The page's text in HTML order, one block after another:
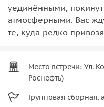
уединёнными,
атмосферными. Вас
те, куда редко
Место встречи: Ул.
Роснефть)
Групповая